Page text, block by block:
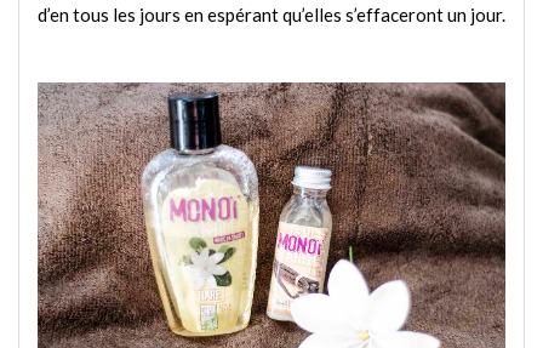
d’en tous les jours en espérant qu’elles s’effaceront un jour.